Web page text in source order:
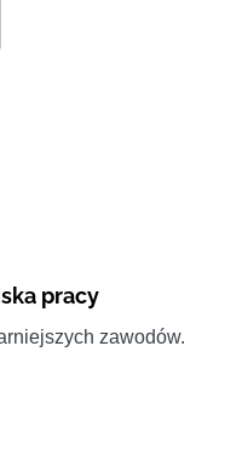
pracy
zawodów.